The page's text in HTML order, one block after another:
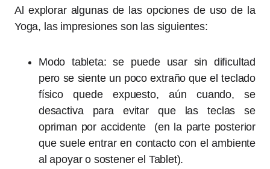
Al explorar algunas de las opciones de uso de la
Yoga, las impresiones son las siguientes:
Modo tableta: se puede usar sin dificultad
pero se siente un poco extraño que el teclado
físico quede expuesto, aún cuando, se
desactiva para evitar que las teclas se
opriman por accidente (en la parte posterior
que suele entrar en contacto con el ambiente
al apoyar o sostener el Tablet).